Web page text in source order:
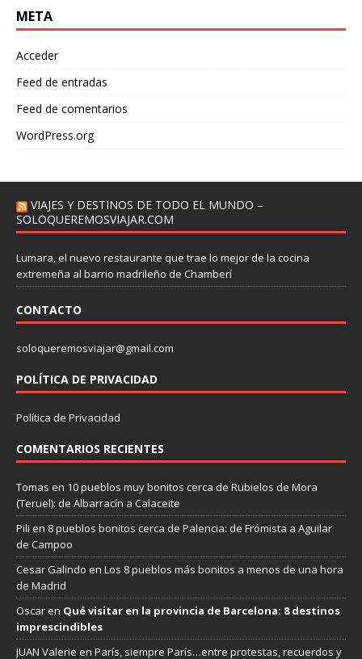
META
Acceder
Feed de entradas
Feed de comentarios
WordPress.org
VIAJES Y DESTINOS DE TODO EL MUNDO –
SOLOQUEREMOSVIAJAR.COM
Lumara, el nuevo restaurante que trae lo mejor de la cocina
extremeña al barrio madrileño de Chamberí
CONTACTO
soloqueremosviajar@gmail.com
POLÍTICA DE PRIVACIDAD
Política de Privacidad
COMENTARIOS RECIENTES
Tomas en 10 pueblos muy bonitos cerca de Rubielos de Mora
(Teruel): de Albarracín a Calaceite
Pili en 8 pueblos bonitos cerca de Palencia: de Frómista a Aguilar
de Campoo
Cesar Galindo en Los 8 pueblos más bonitos a menos de una hora
de Madrid
Oscaren Qué visitar en la provincia de Barcelona: 8 destinos
imprescindibles
JUAN Valerie en París, siempre París…entre protestas, recuerdos y